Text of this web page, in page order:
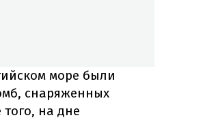
море были
снаряженных
на дне